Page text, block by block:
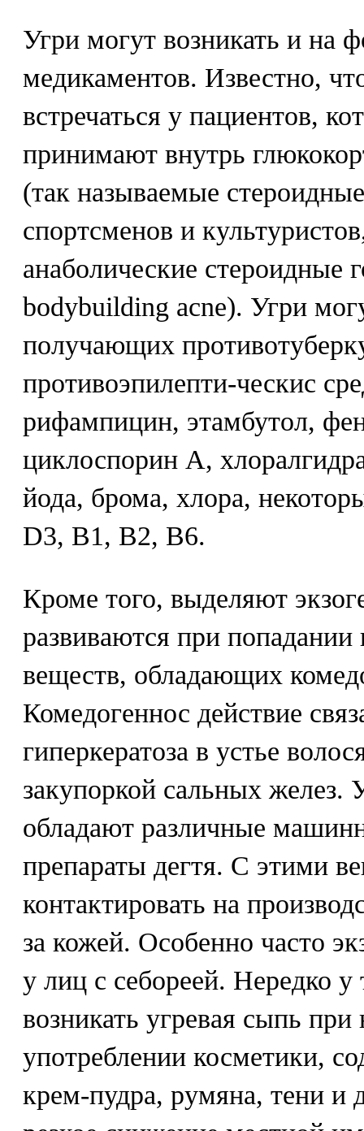
Угри мoгут возникать и на
медикаментов. Известно,
встречаться у пациентов,
принимают внутрь
(так называемые
спортсменов и
анаболические стероидные
bodybuilding acne). Угри
получающих
противоэпилепти-ческис
рифампицин, этамбутол,
циклоспорин А,
йода, брома, хлора,
D3, В1, В2, В6.
Кроме того, выделяют
развиваются при
веществ, обладающих
Комедогеннос действие
гиперкератоза в устье
закупоркой сальных желез.
обладают различные
препараты дегтя. С этими
контактировать на
за кожей. Особенно часто
у лиц с себореей. Нередко
возникать угревая сыпь
употреблении косметики,
крем-пудра, румяна, тени и